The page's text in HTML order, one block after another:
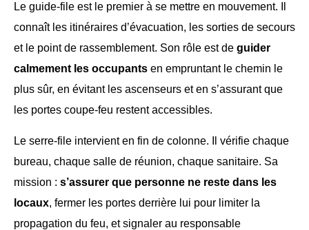
Le guide-file est le premier à se mettre en mouvement. Il
connaît les itinéraires d’évacuation, les sorties de secours
et le point de rassemblement. Son rôle est de guider
calmement les occupants en empruntant le chemin le
plus sûr, en évitant les ascenseurs et en s’assurant que
les portes coupe-feu restent accessibles.
Le serre-file intervient en fin de colonne. Il vérifie chaque
bureau, chaque salle de réunion, chaque sanitaire. Sa
mission : s’assurer que personne ne reste dans les
locaux, fermer les portes derrière lui pour limiter la
propagation du feu, et signaler au responsable